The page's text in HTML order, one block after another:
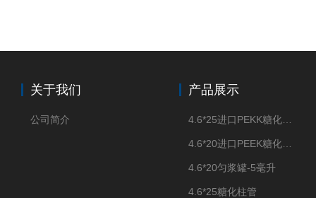
关于我们
公司简介
产品展示
4.6*20匀浆罐-5毫升
4.6*25糖化柱管